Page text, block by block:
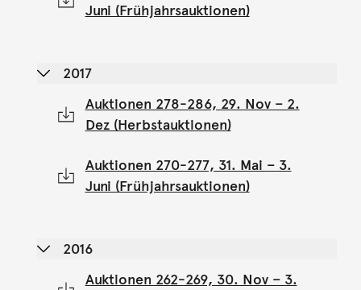
Juni (Frühjahrsauktionen)
2017
Auktionen 278-286, 29. Nov – 2.
Dez (Herbstauktionen)
Auktionen 270-277, 31. Mai – 3.
Juni (Frühjahrsauktionen)
2016
Auktionen 262-269, 30. Nov – 3.